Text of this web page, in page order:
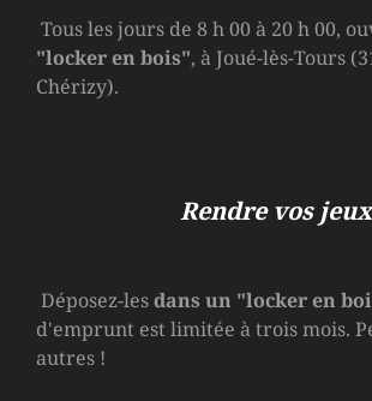
Tous les jours de 8 h 00 à 20 h 00,
"locker en bois", à Joué-lès-Tours
Chérizy).
Rendre vos
Déposez-lesdans un "locker en
d'emprunt est limitée à trois mois.
autres !